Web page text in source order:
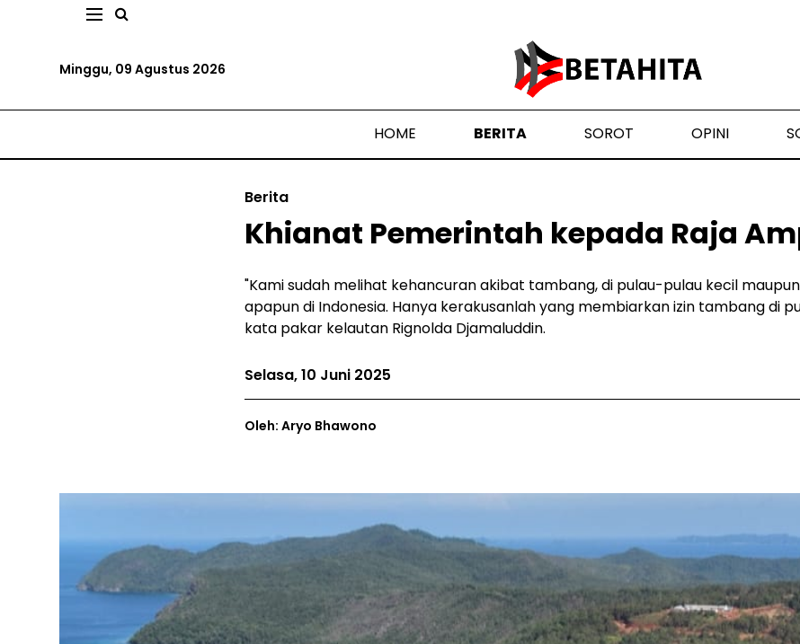
Minggu, 09 Agustus 2026
HOME BERITA SOROT OPINI
Berita
Khianat Pemerintah kepada Raja
"Kami sudah melihat kehancuran akibat tambang, di pulau-pulau kecil
apapun di Indonesia. Hanya kerakusanlah yang membiarkan izin tambang di
kata pakar kelautan Rignolda Djamaluddin.
Selasa, 10 Juni 2025
Oleh: Aryo Bhawono